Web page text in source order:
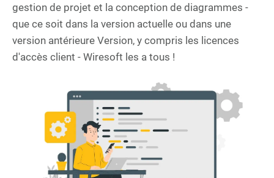
gestion de projet et la conception de diagrammes -
que ce soit dans la version actuelle ou dans une
version antérieure Version, y compris les licences
d'accès client - Wiresoft les a tous !